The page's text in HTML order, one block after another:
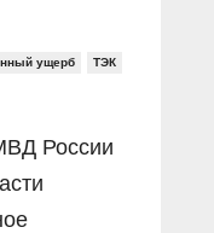
ущерб ТЭК
России